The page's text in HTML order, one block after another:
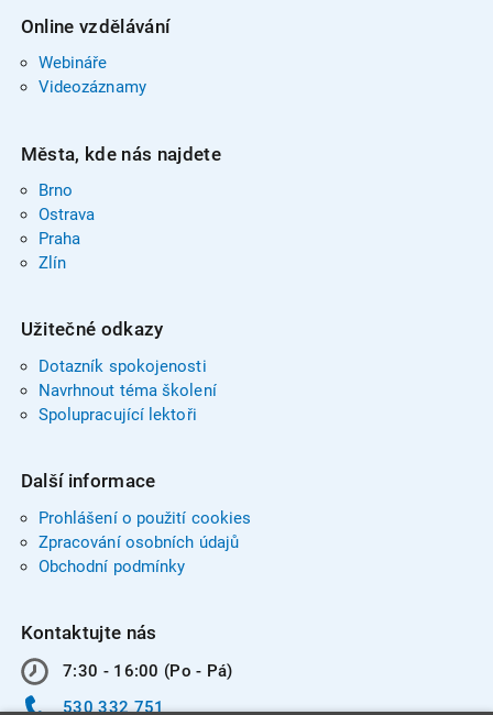
Online vzdělávání
Webináře
Videozáznamy
Města, kde nás najdete
Brno
Ostrava
Praha
Zlín
Užitečné odkazy
Dotazník spokojenosti
Navrhnout téma školení
Spolupracující lektoři
Další informace
Prohlášení o použití cookies
Zpracování osobních údajů
Obchodní podmínky
Kontaktujte nás
7:30 - 16:00 (Po - Pá)
530 332 751